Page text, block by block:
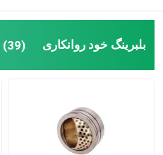
قطعات پمپ دنده
بلبرینگ خود روانکاری (39)